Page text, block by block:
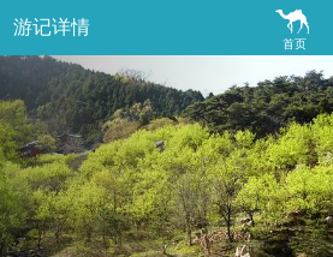

首页
游记详情